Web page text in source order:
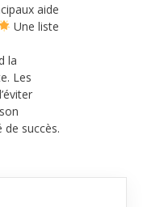
aide
Une liste
la
Les
succès.